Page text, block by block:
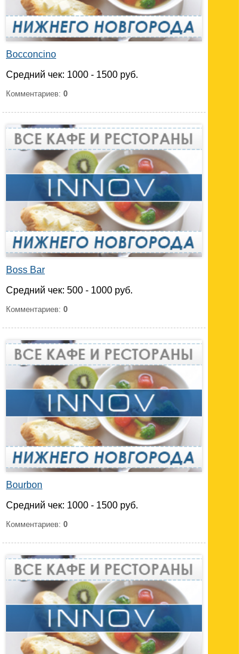
Bocconcino
Средний чек: 1000 - 1500 руб.
Комментариев: 0
Boss Bar
Средний чек: 500 - 1000 руб.
Комментариев: 0
Bourbon
Средний чек: 1000 - 1500 руб.
Комментариев: 0